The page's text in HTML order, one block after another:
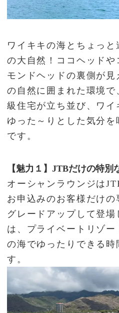
ワイキキの海とちょっ
の大自然！ココヘッド
モンドヘッドの裏側が
の自然に囲まれた環境
級住宅が立ち並び、ワイ
ゆった～りとした気分
です。
【魅力１】JTBだけの特別
オーシャンラウンジは
お申込みのお客様だけ
グレードアップして登
は、プライベートリゾー
の海でゆったりできる時
す。